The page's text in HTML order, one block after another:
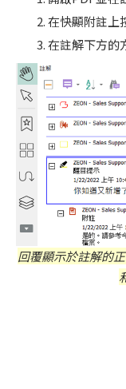
在快顯附註上
在註解下方的
回覆顯示於註解的